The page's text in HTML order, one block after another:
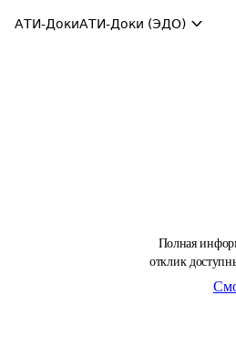
АТИ-ДокиАТИ-Доки (ЭДО)
Полная
отклик